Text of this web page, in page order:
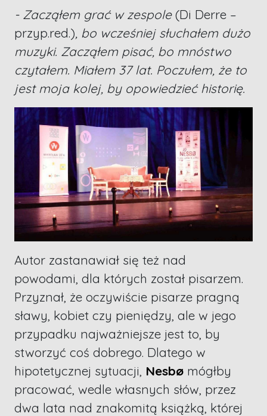
- Zacząłem grać w zespole(Di Derre –
przyp.red.), bo wcześniej słuchałem dużo
muzyki. Zacząłem pisać, bo mnóstwo
czytałem. Miałem 37 lat. Poczułem, że to
jest moja kolej, by opowiedzieć historię.
Autor zastanawiał się też nad
powodami, dla których został pisarzem.
Przyznał, że oczywiście pisarze pragną
sławy, kobiet czy pieniędzy, ale w jego
przypadku najważniejsze jest to, by
stworzyć coś dobrego. Dlatego w
hipotetycznej sytuacji, Nesbø mógłby
pracować, wedle własnych słów, przez
dwa lata nad znakomitą książką, której